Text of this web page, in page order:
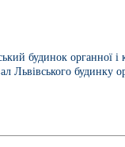
будинок органної і
Львівського будинку